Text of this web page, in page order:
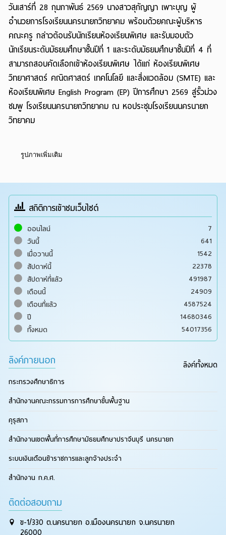
วันเสาร์ที่ 28 กุมภาพันธ์ 2569 นางสาวสุกัญญา เพาะบุญ ผู้
อำนวยการโรงเรียนนครนายกวิทยาคม พร้อมด้วยคณะผู้บริหาร
คณะครู กล่าวต้อนรับนักเรียนห้องเรียนพิเศษ และรับมอบตัว
นักเรียนระดับมัธยมศึกษาชั้นปีที่ 1 และระดับมัธยมศึกษาชั้นปีที่ 4 ที่
สามารถสอบคัดเลือกเข้าห้องเรียนพิเศษ ได้แก่ ห้องเรียนพิเศษ
วิทยาศาสตร์ คณิตศาสตร์ เทคโนโลยี และสิ่งแวดล้อม (SMTE) และ
ห้องเรียนพิเศษ English Program (EP)ปีการศึกษา 2569 สู่รั้วม่วง
ชมพู โรงเรียนนครนายกวิทยาคม ณ หอประชุมโรงเรียนนครนายก
วิทยาคม
รูปภาพเพิ่มเติม
สถิติการเข้าชมเว็บไซต์
ออนไลน์
7
วันนี้
641
เมื่อวานนี้
1542
สัปดาห์นี้
22378
สัปดาห์ที่แล้ว
491987
เดือนนี้
24909
เดือนที่แล้ว
4587524
ปี
14680346
ทั้งหมด
54017356
ลิงค์ภายนอก ลิงค์ทั้งหมด
กระทรวงศึกษาธิการ
สำนักงานคณะกรรมการการศึกษาขั้นพื้นฐาน
คุรุสภา
สำนักงานเขตพื้นที่การศึกษามัธยมศึกษาปราจีนบุรี นครนายก
ระบบเงินเดือนข้าราชการและลูกจ้างประจำ
สำนักงาน ก.ค.ศ.
ติดต่อสอบถาม
ข-1/330 ต.นครนายก อ.เมืองนครนายก จ.นครนายก